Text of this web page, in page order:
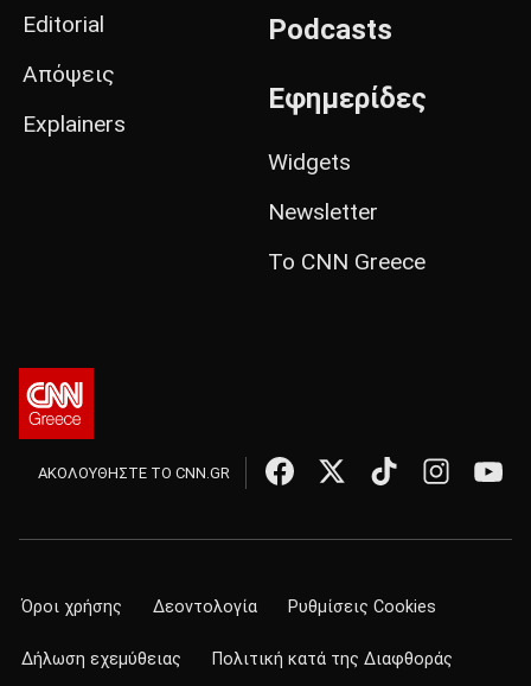
Editorial
Απόψεις
Explainers
Podcasts
Εφημερίδες
Widgets
Newsletter
Το CNN Greece
ΑΚΟΛΟΥΘΗΣΤΕ ΤΟ CNN.GR
Όροι χρήσης Δεοντολογία Ρυθμίσεις Cookies
Δήλωση εχεμύθειας Πολιτική κατά της Διαφθοράς